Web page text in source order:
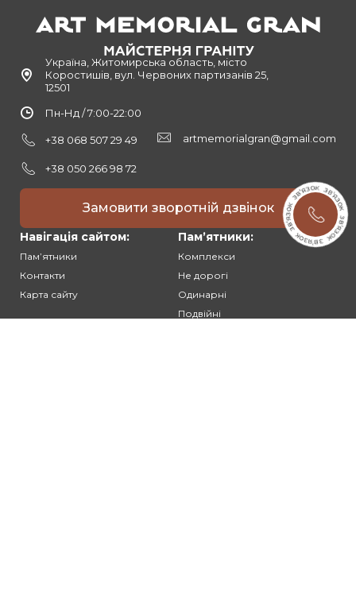
Україна, Житомирська область, місто
Коростишів, вул. Червоних партизанів 25,
12501
Пн-Нд / 7:00-22:00
+38 068 507 29 49
+38 050 266 98 72
artmemorialgran@gmail.com
Замовити зворотній дзвінок
Навігація сайтом:
Памʼятники
Контакти
Карта сайту
Памʼятники:
Комплекси
Не дорогі
Одинарні
Подвійні